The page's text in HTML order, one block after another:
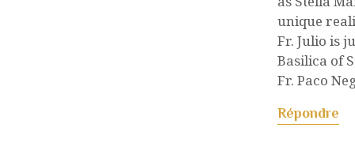
unique
Fr. Julio is
Basilica of
Fr. Paco
Répondre